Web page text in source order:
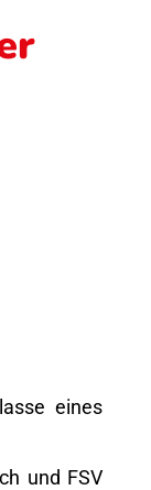
eines
und FSV